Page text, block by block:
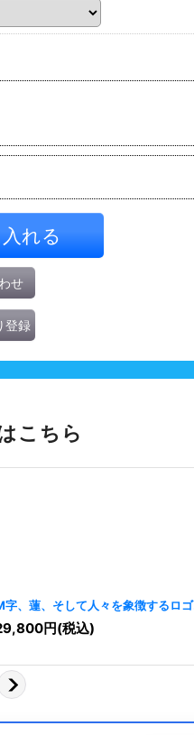
れる
せ
登録
こちら
字、蓮、そして人々を象徴するロゴ
6797] 円(税込)